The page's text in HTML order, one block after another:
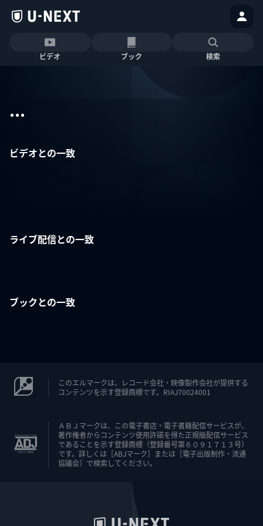
ビデオ ブック 検索
...
ビデオとの一致
ライブ配信との一致
ブックとの一致
このエルマークは、レコード会社・映像製作会社が提供する
コンテンツを示す登録商標です。RIAJ70024001
ＡＢＪマークは、この電子書店・電子書籍配信サービスが、
著作権者からコンテンツ使用許諾を得た正規版配信サービス
であることを示す登録商標（登録番号第６０９１７１３号）
です。詳しくは［ABJマーク］または［電子出版制作・流通
協議会］で検索してください。